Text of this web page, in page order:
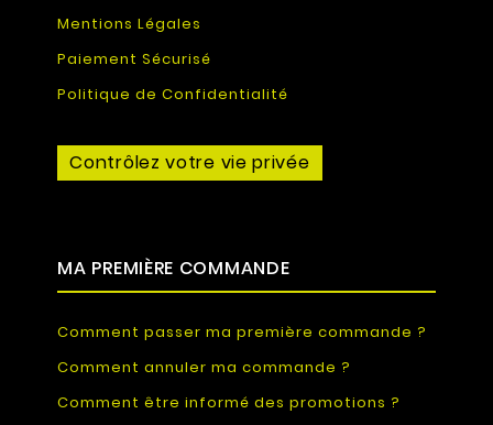
Mentions Légales
Paiement Sécurisé
Politique de Confidentialité
Contrôlez votre vie privée
MA PREMIÈRE COMMANDE
Comment passer ma première commande ?
Comment annuler ma commande ?
Comment être informé des promotions ?